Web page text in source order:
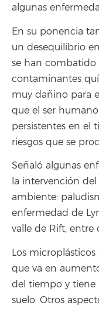
algunas
En su ponencia
un desequilibrio
se han combatido
contaminantes
muy dañino para
que el ser
persistentes en el
riesgos que se
Señaló algunas
la intervención
ambiente:
enfermedad de
valle de Rift, entre
Los
que va en
del tiempo y tiene
suelo. Otros